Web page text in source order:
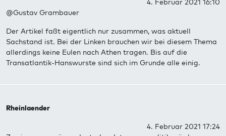
4. Februar 2021 16:10
@Gustav Grambauer
Der Artikel faßt eigentlich nur zusammen, was aktuell
Sachstand ist. Bei der Linken brauchen wir bei diesem Thema
allerdings keine Eulen nach Athen tragen. Bis auf die
Transatlantik-Hanswurste sind sich im Grunde alle einig.
Rheinlaender
4. Februar 2021 17:24